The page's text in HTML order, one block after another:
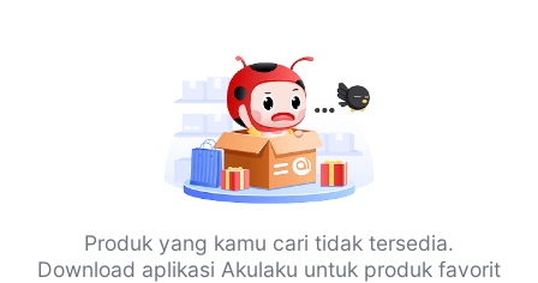
Produk yang kamu cari tidak tersedia.
Download aplikasi Akulaku untuk produk favorit